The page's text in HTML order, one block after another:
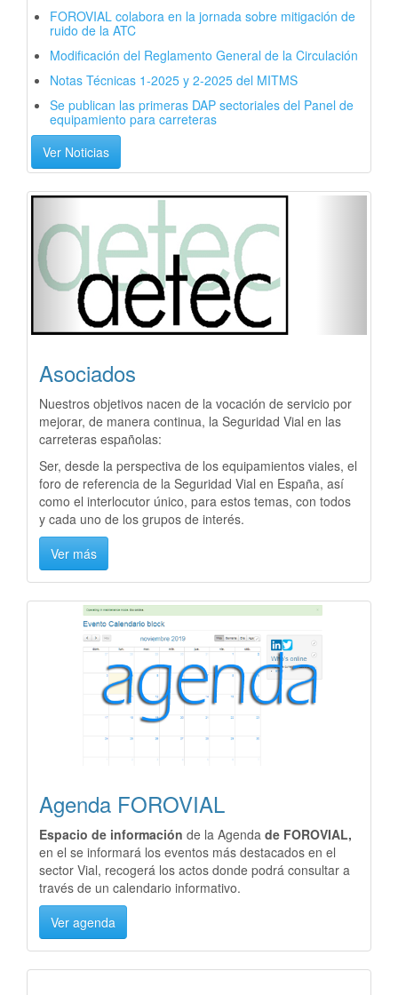
FOROVIAL colabora en la jornada sobre mitigación de
ruido de la ATC
Modificación del Reglamento General de la Circulación
Notas Técnicas 1-2025 y 2-2025 del MITMS
Se publican las primeras DAP sectoriales del Panel de
equipamiento para carreteras
Ver Noticias
Previous
Asociados
Nuestros objetivos nacen de la vocación de servicio por
mejorar, de manera continua, la Seguridad Vial en las
carreteras españolas:
Ser, desde la perspectiva de los equipamientos viales, el
foro de referencia de la Seguridad Vial en España, así
como el interlocutor único, para estos temas, con todos
y cada uno de los grupos de interés.
Ver más
Agenda FOROVIAL
Espacio de información de la Agenda de FOROVIAL,
en el se informará los eventos más destacados en el
sector Vial, recogerá los actos donde podrá consultar a
través de un calendario informativo.
Ver agenda